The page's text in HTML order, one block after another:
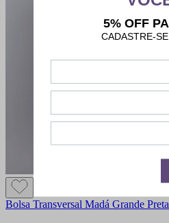
Bolsa Transversal Madá Grande Preta